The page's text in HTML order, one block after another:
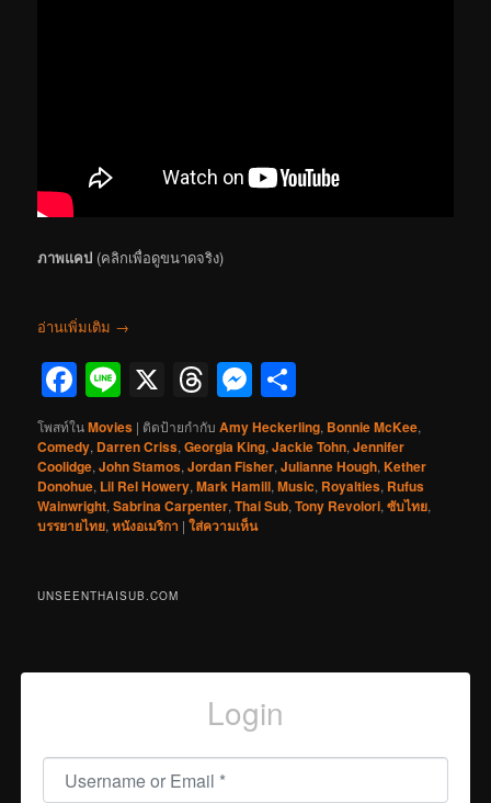
ภาพแคป (คลิกเพื่อดูขนาดจริง)
อ่านเพิ่มเติม →
Facebook
Line
X Threads
Messenger
โพสท์ในMovies | ติดป้ายกำกับ Amy Heckerling, Bonnie McKee,
Comedy, Darren Criss,Georgia King,Jackie Tohn,Jennifer
Coolidge,John Stamos,Jordan Fisher,Julianne Hough,Kether
Donohue, Lil Rel Howery,Mark Hamill,Music, Royalties, Rufus
Wainwright,Sabrina Carpenter,Thai Sub,Tony Revolori,ซับไทย,
บรรยายไทย,หนังอเมริกา |ใส่ความเห็น
UNSEENTHAISUB.COM
Login
Username or Email